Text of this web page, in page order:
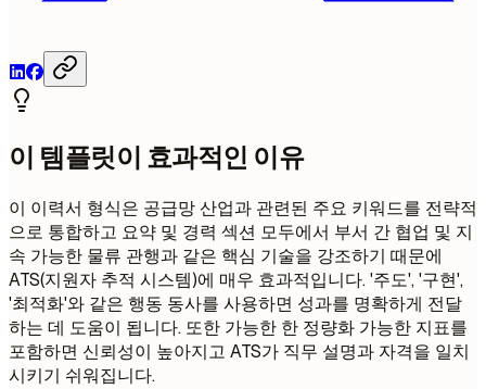
이 템플릿이 효과적인 이유
이 이력서 형식은 공급망 산업과 관련된 주요 키워드를 전략적
으로 통합하고 요약 및 경력 섹션 모두에서 부서 간 협업 및 지
속 가능한 물류 관행과 같은 핵심 기술을 강조하기 때문에
ATS(지원자 추적 시스템)에 매우 효과적입니다. '주도', '구현',
'최적화'와 같은 행동 동사를 사용하면 성과를 명확하게 전달
하는 데 도움이 됩니다. 또한 가능한 한 정량화 가능한 지표를
포함하면 신뢰성이 높아지고 ATS가 직무 설명과 자격을 일치
시키기 쉬워집니다.